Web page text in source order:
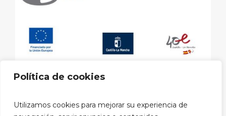
Política de cookies
Utilizamos cookies para mejorar su experiencia de
Política privacidad RRSS